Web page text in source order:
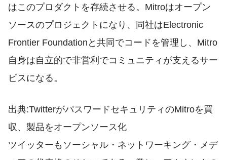
はこのプロダクトを存続させる。Mitroはオープン
ソースのプロジェクトになり、同社はElectronic
Frontier Foundationと共同でコードを管理し、Mitro
自身は自立的で非営利でコミュニティが支えるサー
ビスになる。
出典:TwitterがパスワードセキュリティのMitroを買
収、製品をオープンソース化
ツイッターもソーシャル・ネットワーキング・メデ